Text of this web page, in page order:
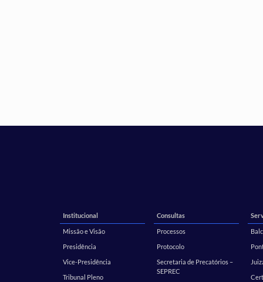
Institucional
Missão e Visão
Presidência
Vice-Presidência
Tribunal Pleno
Consultas
Processos
Protocolo
Secretaria de Precatórios –
SEPREC